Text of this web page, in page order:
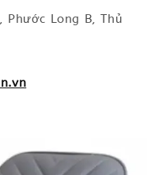
Long B, Thủ